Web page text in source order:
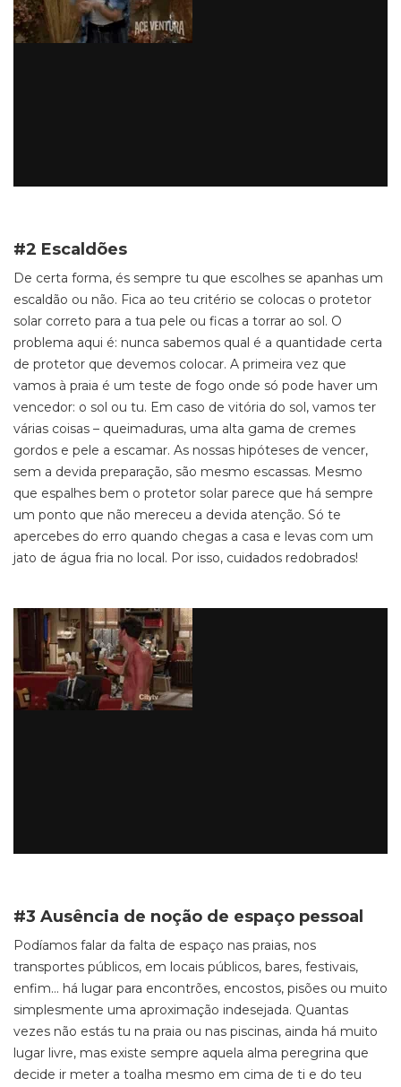
#2 Escaldões
De certa forma, és sempre tu que escolhes se apanhas um
escaldão ou não. Fica ao teu critério se colocas o protetor
solar correto para a tua pele ou ficas a torrar ao sol. O
problema aqui é: nunca sabemos qual é a quantidade certa
de protetor que devemos colocar. A primeira vez que
vamos à praia é um teste de fogo onde só pode haver um
vencedor: o sol ou tu. Em caso de vitória do sol, vamos ter
várias coisas – queimaduras, uma alta gama de cremes
gordos e pele a escamar. As nossas hipóteses de vencer,
sem a devida preparação, são mesmo escassas. Mesmo
que espalhes bem o protetor solar parece que há sempre
um ponto que não mereceu a devida atenção. Só te
apercebes do erro quando chegas a casa e levas com um
jato de água fria no local. Por isso, cuidados redobrados!
#3 Ausência de noção de espaço pessoal
Podíamos falar da falta de espaço nas praias, nos
transportes públicos, em locais públicos, bares, festivais,
enfim… há lugar para encontrões, encostos, pisões ou muito
simplesmente uma aproximação indesejada. Quantas
vezes não estás tu na praia ou nas piscinas, ainda há muito
lugar livre, mas existe sempre aquela alma peregrina que
decide ir meter a toalha mesmo em cima de ti e do teu